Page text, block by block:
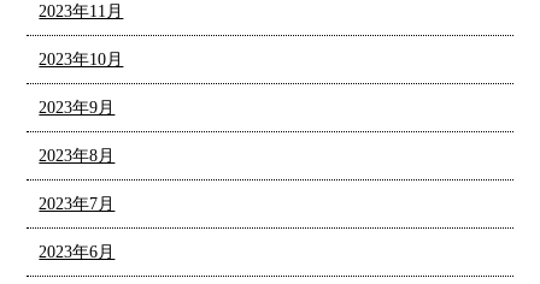
2023年11月
2023年10月
2023年9月
2023年8月
2023年7月
2023年6月